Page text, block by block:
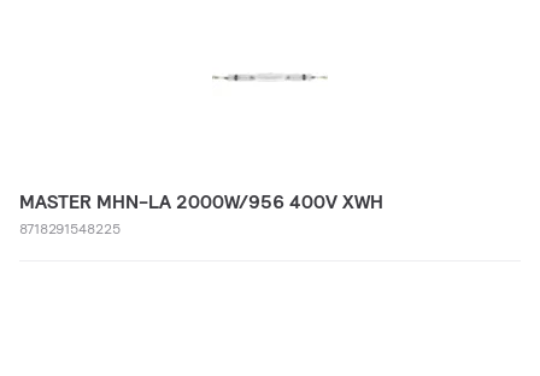
MASTER MHN-LA 2000W/956 400V XWH
8718291548225